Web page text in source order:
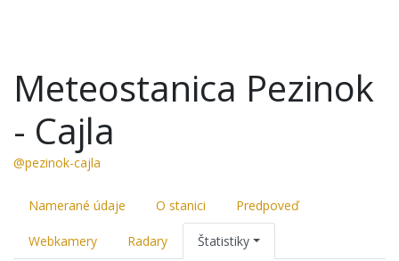
Meteostanica Pezinok
- Cajla
@pezinok-cajla
Namerané údaje O stanici Predpoveď
Webkamery Radary Štatistiky